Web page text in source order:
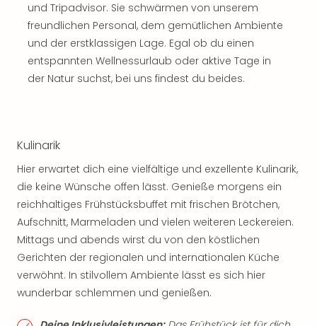
und Tripadvisor. Sie schwärmen von unserem
freundlichen Personal, dem gemütlichen Ambiente
und der erstklassigen Lage. Egal ob du einen
entspannten Wellnessurlaub oder aktive Tage in
der Natur suchst, bei uns findest du beides.
Kulinarik
Hier erwartet dich eine vielfältige und exzellente Kulinarik,
die keine Wünsche offen lässt. Genieße morgens ein
reichhaltiges Frühstücksbuffet mit frischen Brötchen,
Aufschnitt, Marmeladen und vielen weiteren Leckereien.
Mittags und abends wirst du von den köstlichen
Gerichten der regionalen und internationalen Küche
verwöhnt. In stilvollem Ambiente lässt es sich hier
wunderbar schlemmen und genießen.